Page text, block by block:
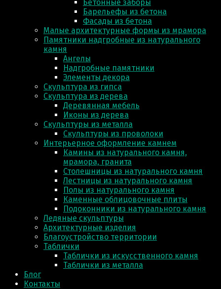
Бетонные заборы
Барельефы из бетона
Фасады из бетона
Малые архитектурные формы из мрамора
Памятники надгробные из натурального
камня
Ангелы
Надгробные памятники
Элементы декора
Скульптура из гипса
Скульптура из деревa
Деревянная мебель
Иконы из дерева
Скульптуры из металла
Скульптуры из проволоки
Интерьерное оформление камнем
Камины из натурального камня,
мрамора, гранита
Столешницы из натурального камня
Лестницы из натурального камня
Полы из натурального камня
Каменные облицовочные плиты
Подоконники из натурального камня
Ледяные скульптуры
Архитектурные изделия
Благоустройство территории
Таблички
Таблички из искусственного камня
Таблички из металла
Блог
Контакты